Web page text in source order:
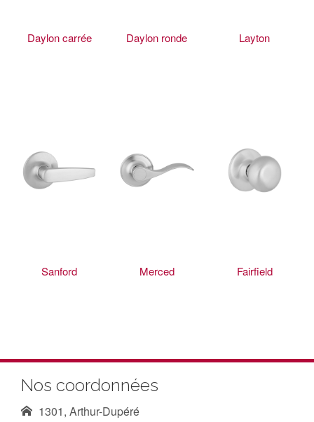
Daylon carrée Daylon ronde Layton
Sanford Merced Fairfield
Nos coordonnées
1301, Arthur-Dupéré